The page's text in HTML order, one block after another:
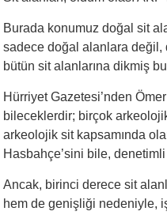
Burada konumuz doğal sit
sadece doğal alanlara değil,
bütün sit alanlarına dikmiş
Hürriyet Gazetesi’nden
bileceklerdir; birçok
arkeolojik sit kapsamında
Hasbahçe’sini bile,
Ancak, birinci derece sit
hem de genişliği nedeniyle,